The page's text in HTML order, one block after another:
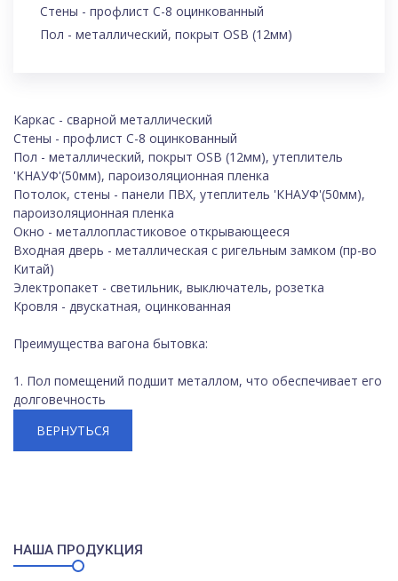
Стены - профлист С-8 оцинкованный
Пол - металлический, покрыт OSB (12мм)
Каркас - сварной металлический
Стены - профлист С-8 оцинкованный
Пол - металлический, покрыт OSB (12мм), утеплитель
'КНАУФ'(50мм), пароизоляционная пленка
Потолок, стены - панели ПВХ, утеплитель 'КНАУФ'(50мм),
пароизоляционная пленка
Окно - металлопластиковое открывающееся
Входная дверь - металлическая с ригельным замком (пр-во
Китай)
Электропакет - светильник, выключатель, розетка
Кровля - двускатная, оцинкованная
Преимущества вагона бытовка:
1. Пол помещений подшит металлом, что обеспечивает его
долговечность
ВЕРНУТЬСЯ
НАША ПРОДУКЦИЯ